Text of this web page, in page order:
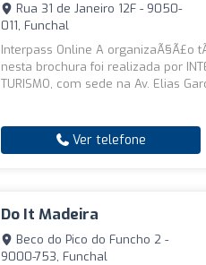
Rua 31 de Janeiro 12F - 9050-
011, Funchal
Interpass Online A organizaÃ§Ã£o
nesta brochura foi realizada por
TURISMO, com sede na Av. Elias
Ver telefone
Do It Madeira
Beco do Pico do Funcho 2 -
9000-753, Funchal